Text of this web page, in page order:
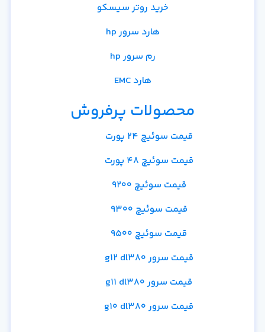
خرید روتر سیسکو
هارد سرور hp
رم سرور hp
هارد EMC
محصولات پرفروش
قیمت سوئیچ 24 پورت
قیمت سوئیچ 48 پورت
قیمت سوئیچ 9200
قیمت سوئیچ 9300
قیمت سوئیچ 9500
قیمت سرور g12 dl380
قیمت سرور g11 dl380
قیمت سرور g10 dl380